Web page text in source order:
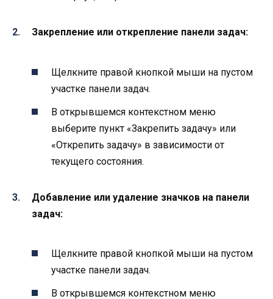
Закрепление или открепление панели задач:
Щелкните правой кнопкой мыши на пустом
участке панели задач.
В открывшемся контекстном меню
выберите пункт «Закрепить задачу» или
«Открепить задачу» в зависимости от
текущего состояния.
Добавление или удаление значков на панели
задач:
Щелкните правой кнопкой мыши на пустом
участке панели задач.
В открывшемся контекстном меню